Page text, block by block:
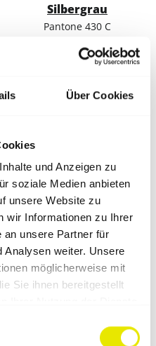
Über Cookies
und Anzeigen zu
soziale Medien anbieten
unsere Website zu
wir Informationen zu Ihrer
an unsere Partner für
Analysen weiter. Unsere
möglicherweise mit
Sie ihnen bereitgestellt
Silbergrau
Pantone 430 C